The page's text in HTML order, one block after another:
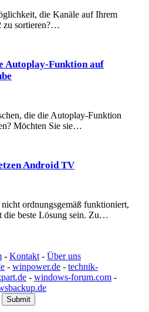
die Kanäle auf Ihrem
sortieren?…
Autoplay-Funktion auf
die die Autoplay-Funktion
Möchten Sie sie…
Android TV
ordnungsgemäß funktioniert,
die beste Lösung sein. Zu…
- Kontakt - Über uns
- winpower.de - technik-
- windows-forum.com -
Submit